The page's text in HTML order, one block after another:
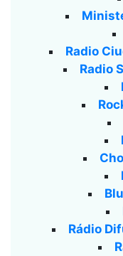
Radio
Radio
Rádio